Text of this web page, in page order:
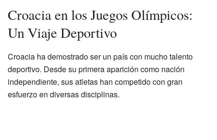
Croacia en los Juegos Olímpicos:
Un Viaje Deportivo
Croacia ha demostrado ser un país con mucho talento
deportivo. Desde su primera aparición como nación
independiente, sus atletas han competido con gran
esfuerzo en diversas disciplinas.